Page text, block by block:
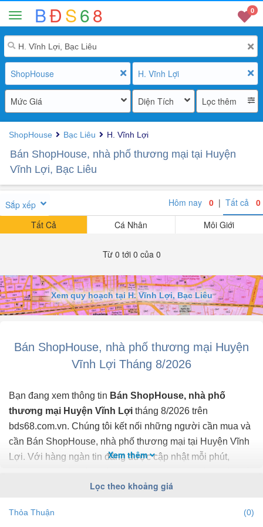
BĐS68 0
ShopHouse H. Vĩnh Lợi
Mức Giá Diện Tích Lọc thêm
ShopHouse Bạc Liêu H. Vĩnh Lợi
Bán ShopHouse, nhà phố thương mại tại Huyện
Vĩnh Lợi, Bạc Liêu
Sắp xếp Hôm nay 0 | Tất cả 0
Tất Cả
Cá Nhân Môi Giới
Từ 0 tới 0 của 0
Xem quy hoạch tại H. Vĩnh Lợi, Bạc Liêu
Bán ShopHouse, nhà phố thương mại Huyện
Vĩnh Lợi Tháng 8/2026
Bạn đang xem thông tin Bán ShopHouse, nhà phố
thương mại Huyện Vĩnh Lợi tháng 8/2026 trên
bds68.com.vn. Chúng tôi kết nối những người cần mua và
cần Bán ShopHouse, nhà phố thương mại tại Huyện Vĩnh
Lợi. Với hàng ngàn tin đăng được cập nhật mỗi phút,
Bạn dễ dành lọc tin đăng Bán ShopHouse, nhà phố
Xem thêm
Lọc theo khoảng giá
Thỏa Thuận
(0)